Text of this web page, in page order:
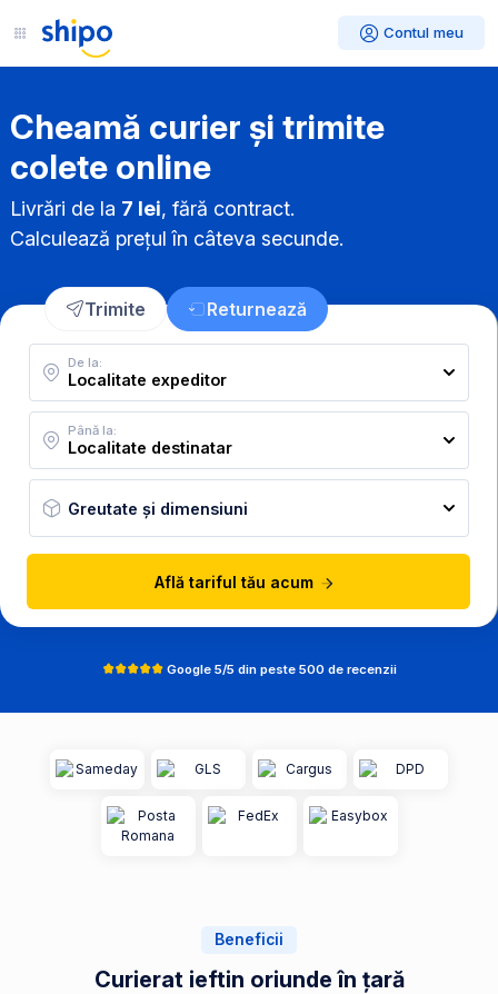
Contul meu
Cheamă curier și trimite
colete online
Livrări de la 7 lei, fără contract.
Calculează prețul în câteva secunde.
Trimite Returnează
De la:
Până la:
Greutate și dimensiuni
Află tariful tău acum
Google 5/5 din peste 500 de recenzii
Beneficii
Curierat ieftin oriunde în țară